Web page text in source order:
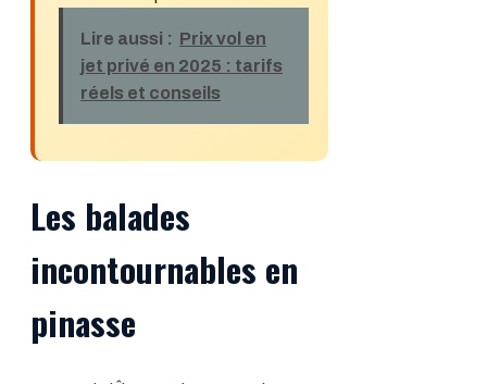
Lire aussi : Prix vol en
jet privé en 2025 : tarifs
réels et conseils
Les balades
incontournables en
pinasse